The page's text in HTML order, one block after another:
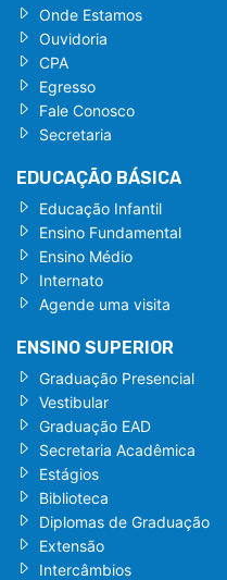
Onde Estamos
Ouvidoria
CPA
Egresso
Fale Conosco
Secretaria
EDUCAÇÃO BÁSICA
Educação Infantil
Ensino Fundamental
Ensino Médio
Internato
Agende uma visita
ENSINO SUPERIOR
Graduação Presencial
Vestibular
Graduação EAD
Secretaria Acadêmica
Estágios
Biblioteca
Diplomas de Graduação
Extensão
Intercâmbios